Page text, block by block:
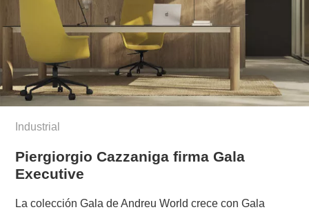
Industrial
Piergiorgio Cazzaniga firma Gala
Executive
La colección Gala de Andreu World crece con Gala